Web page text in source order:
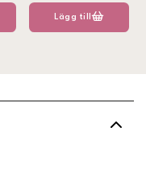
Lägg till